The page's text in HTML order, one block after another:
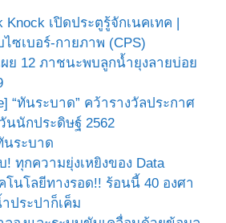
Knock เปิดประตูรู้จักเนคเทค |
ไซเบอร์-กายภาพ (CPS)
ผย 12 ภาชนะพบลูกน้ำยุงลายบ่อย
“ทันระบาด” คว้ารางวัลประกาศ
นนักประดิษฐ์ 2562
นระบาด
! ทุกความยุ่งเหยิงของ Data
โนโลยีทางรอด!! ร้อนนี้ 40 องศา
ประปาก็เค็ม